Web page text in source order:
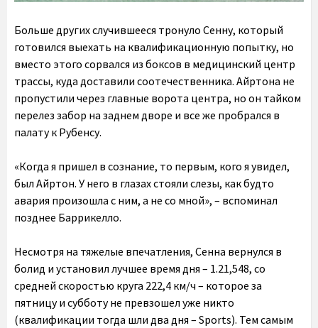
Больше других случившееся тронуло Сенну, который
готовился выехать на квалификационную попытку, но
вместо этого сорвался из боксов в медицинский центр
трассы, куда доставили соотечественника. Айртона не
пропустили через главные ворота центра, но он тайком
перелез забор на заднем дворе и все же пробрался в
палату к Рубенсу.
«Когда я пришел в сознание, то первым, кого я увидел,
был Айртон. У него в глазах стояли слезы, как будто
авария произошла с ним, а не со мной», – вспоминал
позднее Баррикелло.
Несмотря на тяжелые впечатления, Сенна вернулся в
болид и установил лучшее время дня – 1.21,548, со
средней скоростью круга 222,4 км/ч – которое за
пятницу и субботу не превзошел уже никто
(квалификации тогда шли два дня – Sports). Тем самым